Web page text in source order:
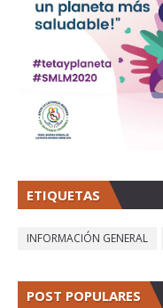
ETIQUETAS
INFORMACIÓN GENERAL
POST POPULARES